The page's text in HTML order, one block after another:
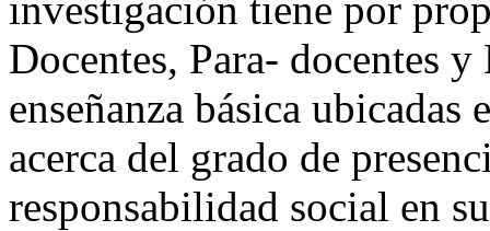
Docentes, Para- docentes
enseñanza básica
acerca del grado de
responsabilidad social en